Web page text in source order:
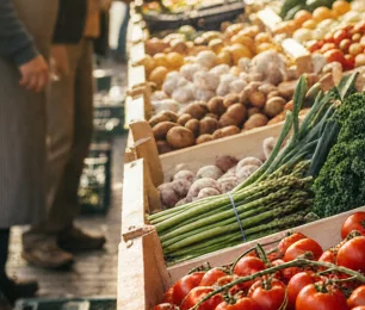
Standort
Düsseldorf